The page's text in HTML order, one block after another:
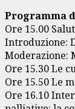
Programma
Ore 15.00
Introduzione:
Moderazione:
Ore 15.30 Le
Ore 15.50 Le
Ore 16.10